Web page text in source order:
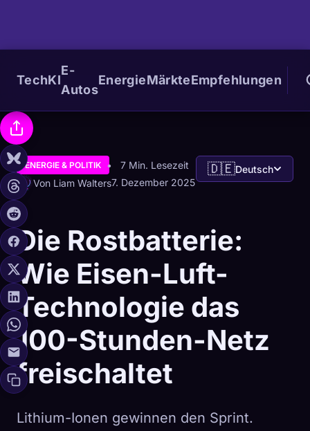
TechKI
E-
Autos
EnergieMärkteEmpfehlungen
ENERGIE & POLITIK
7 Min. Lesezeit
Von Liam Walters7. Dezember 2025
🇩🇪Deutsch
Die Rostbatterie:
Wie Eisen-Luft-
Technologie das
100-Stunden-Netz
freischaltet
Lithium-Ionen gewinnen den Sprint.